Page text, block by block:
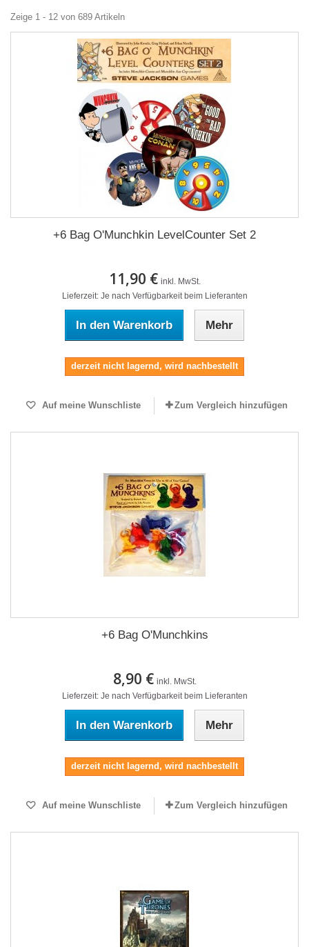
Zeige 1 - 12 von 689 Artikeln
+6 Bag O'Munchkin LevelCounter Set 2
11,90 € inkl. MwSt.
Lieferzeit: Je nach Verfügbarkeit beim Lieferanten
In den Warenkorb Mehr
derzeit nicht lagernd, wird nachbestellt
Auf meine Wunschliste Zum Vergleich hinzufügen
+6 Bag O'Munchkins
8,90 € inkl. MwSt.
Lieferzeit: Je nach Verfügbarkeit beim Lieferanten
In den Warenkorb Mehr
derzeit nicht lagernd, wird nachbestellt
Auf meine Wunschliste Zum Vergleich hinzufügen